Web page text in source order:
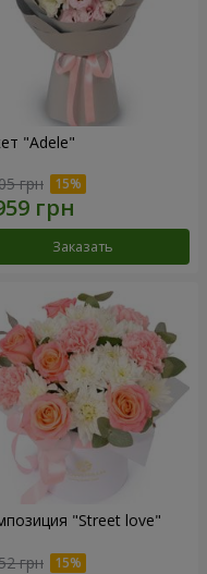
Букет "Adele"
грн
Заказать
"Street love"
грн